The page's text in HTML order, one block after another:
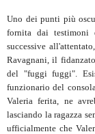
Uno dei punti più
fornita dai testimoni
successive
Ravagnani, il
del "fuggi fuggi".
funzionario del
Valeria ferita, ne
lasciando la ragazza
ufficialmente che